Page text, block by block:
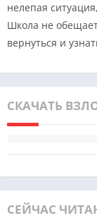
нелепая
Школа не
вернуться и
СКАЧАТЬ
СЕЙЧАС